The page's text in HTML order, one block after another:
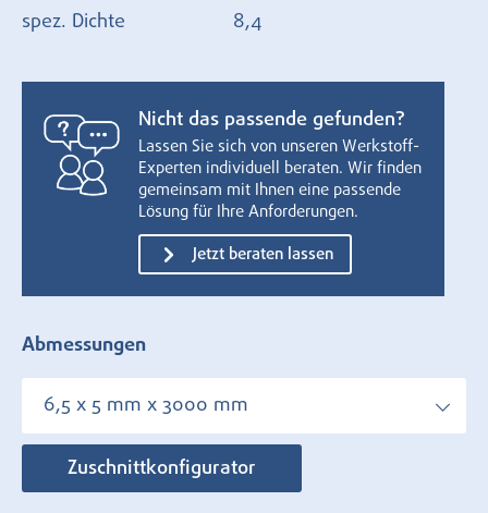
spez. Dichte
8,4
Nicht das passende gefunden?
Lassen Sie sich von unseren Werkstoff-
Experten individuell beraten. Wir finden
gemeinsam mit Ihnen eine passende
Lösung für Ihre Anforderungen.
Jetzt beraten lassen
Abmessungen
6,5 x 5 mm x 3000 mm
Zuschnittkonfigurator